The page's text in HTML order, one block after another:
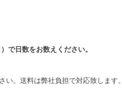
で日数をお数えください。
。送料は弊社負担で対応致します